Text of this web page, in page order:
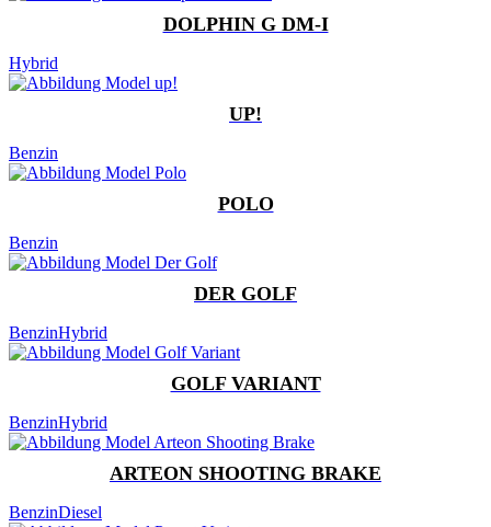
DOLPHIN G DM-I
Hybrid
UP!
Benzin
POLO
Benzin
DER GOLF
BenzinHybrid
GOLF VARIANT
BenzinHybrid
ARTEON SHOOTING BRAKE
BenzinDiesel